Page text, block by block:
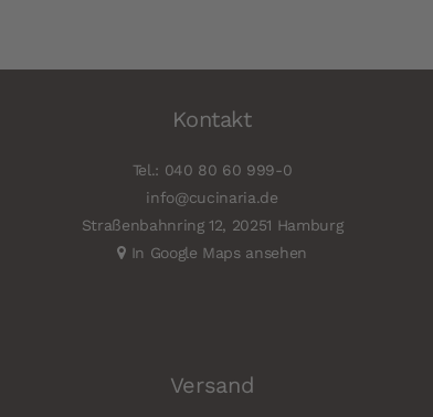
Kontakt
Tel.: 040 80 60 999-0
info@cucinaria.de
Straßenbahnring 12, 20251 Hamburg
In Google Maps ansehen
Versand